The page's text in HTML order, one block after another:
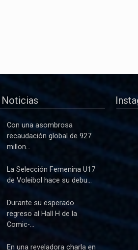
Con una asombrosa
recaudación global de 927
millon...
La Selección Femenina U17
de Voleibol hace su debu...
Durante su esperado
regreso al Hall H de la
Comic-...
En una reveladora charla en